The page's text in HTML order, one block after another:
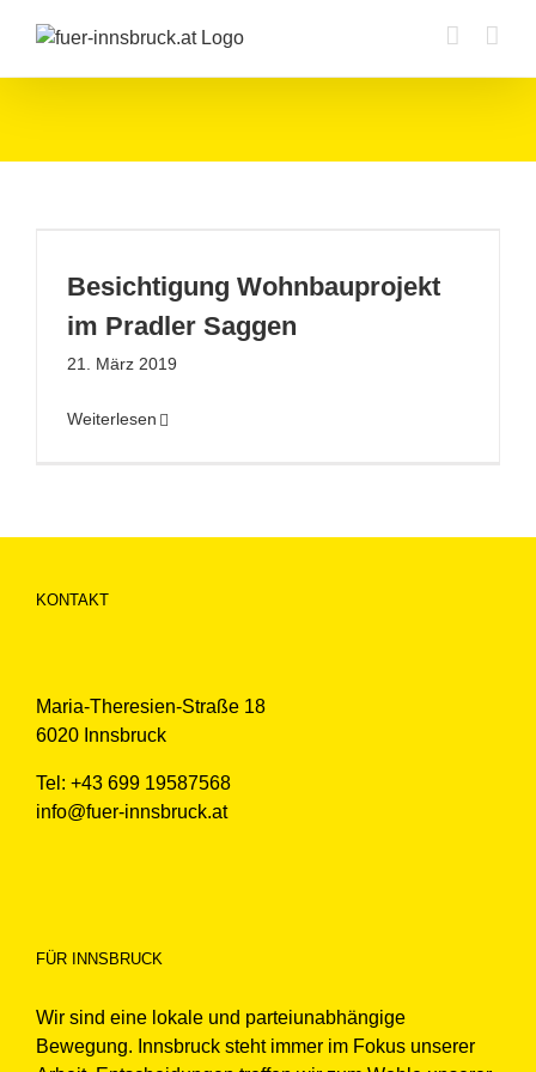
Inhalt
Besichtigung Wohnbauprojekt
im Pradler Saggen
21. März 2019
Weiterlesen
KONTAKT
Maria-Theresien-Straße 18
6020 Innsbruck
Tel: +43 699 19587568
info@fuer-innsbruck.at
FÜR INNSBRUCK
Wir sind eine lokale und parteiunabhängige
Bewegung. Innsbruck steht immer im Fokus unserer